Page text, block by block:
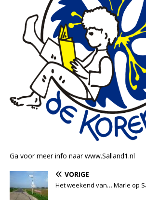
Ga voor meer info naar www.Salland1.nl
VORIGE
Het weekend van… Marle op